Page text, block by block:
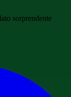
sorprendente